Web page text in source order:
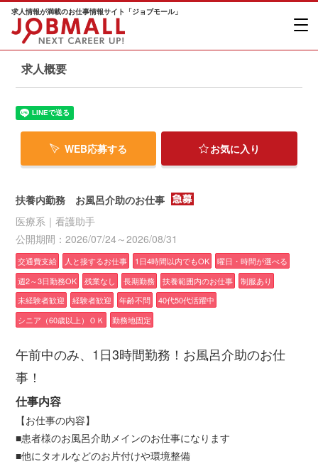
求人情報が満載のお仕事情報サイト「ジョブモール」
求人概要
WEB応募する お気に入り
扶養内勤務 お風呂介助のお仕事
医療系｜看護助手
公開期間：2026/07/24～2026/08/31
交通費支給 人と接するお仕事 1日4時間以内でもOK
曜日・時間が選べる
週2～3日勤務OK
残業なし 長期勤務 扶養範囲内のお仕事
制服あり
未経験者歓迎
経験者歓迎 年齢不問
40代50代活躍中
シニア（60歳以上）ＯＫ
勤務地固定
午前中のみ、1日3時間勤務！お風呂介助のお仕
事！
仕事内容
【お仕事の内容】
■患者様のお風呂介助メインのお仕事になります
■他にタオルなどのお片付けや環境整備